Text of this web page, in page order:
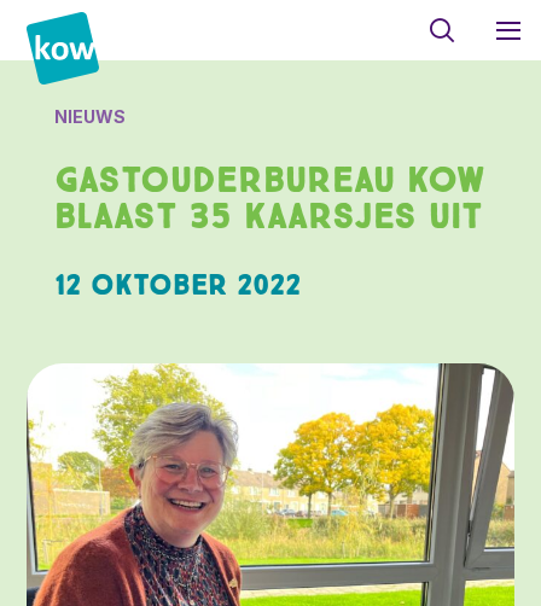
NIEUWS
Gastouderbureau KOW
blaast 35 kaarsjes uit
12 oktober 2022